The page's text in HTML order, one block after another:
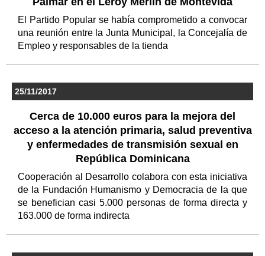
El Partido Popular se había comprometido a convocar
una reunión entre la Junta Municipal, la Concejalía de
Empleo y responsables de la tienda
25/11/2017
Cerca de 10.000 euros para la mejora del
acceso a la atención primaria, salud preventiva
y enfermedades de transmisión sexual en
República Dominicana
Cooperación al Desarrollo colabora con esta iniciativa
de la Fundación Humanismo y Democracia de la que
se benefician casi 5.000 personas de forma directa y
163.000 de forma indirecta